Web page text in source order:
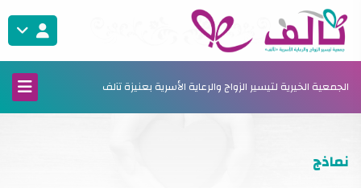
الجمعية الخيرية لتيسير الزواج والرعاية الأسرية بعنيزة تآلف
نماذج